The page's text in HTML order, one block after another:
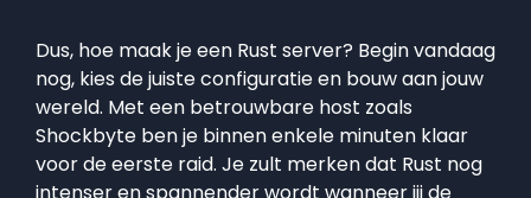
Dus, hoe maak je een Rust server? Begin vandaag
nog, kies de juiste configuratie en bouw aan jouw
wereld. Met een betrouwbare host zoals
Shockbyte ben je binnen enkele minuten klaar
voor de eerste raid. Je zult merken dat Rust nog